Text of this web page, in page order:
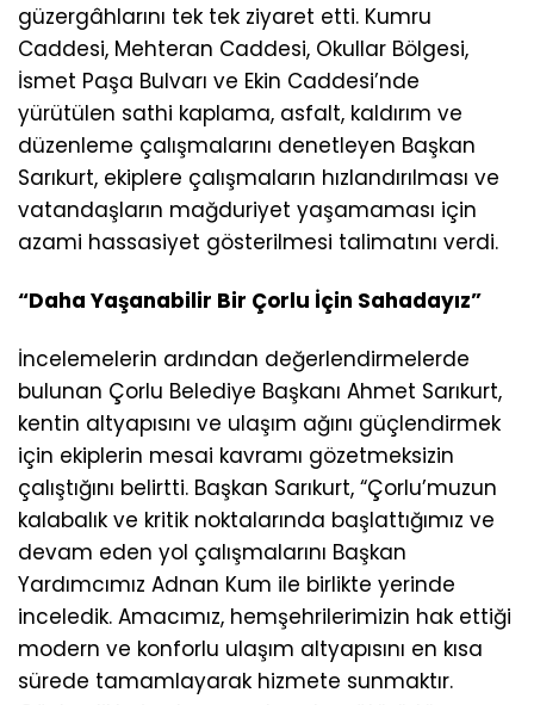
güzergâhlarını tek tek ziyaret etti. Kumru
Caddesi, Mehteran Caddesi, Okullar Bölgesi,
İsmet Paşa Bulvarı ve Ekin Caddesi’nde
yürütülen sathi kaplama, asfalt, kaldırım ve
düzenleme çalışmalarını denetleyen Başkan
Sarıkurt, ekiplere çalışmaların hızlandırılması ve
vatandaşların mağduriyet yaşamaması için
azami hassasiyet gösterilmesi talimatını verdi.
“Daha Yaşanabilir Bir Çorlu İçin Sahadayız”
İncelemelerin ardından değerlendirmelerde
bulunan Çorlu Belediye Başkanı Ahmet Sarıkurt,
kentin altyapısını ve ulaşım ağını güçlendirmek
için ekiplerin mesai kavramı gözetmeksizin
çalıştığını belirtti. Başkan Sarıkurt, “Çorlu’muzun
kalabalık ve kritik noktalarında başlattığımız ve
devam eden yol çalışmalarını Başkan
Yardımcımız Adnan Kum ile birlikte yerinde
inceledik. Amacımız, hemşehrilerimizin hak ettiği
modern ve konforlu ulaşım altyapısını en kısa
sürede tamamlayarak hizmete sunmaktır.